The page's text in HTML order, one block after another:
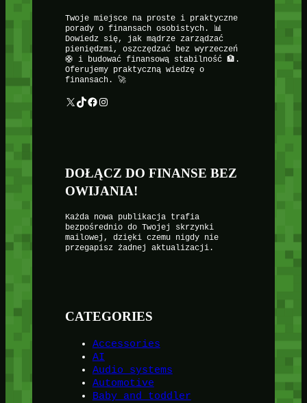
Twoje miejsce na proste i praktyczne
porady o finansach osobistych. 📊
Dowiedz się, jak mądrze zarządzać
pieniędzmi, oszczędzać bez wyrzeczeń
🛟 i budować finansową stabilność 🏦.
Oferujemy praktyczną wiedzę o
finansach. 🚀
X TikTok Facebook Instagram
DOŁĄCZ DO FINANSE BEZ
OWIJANIA!
Każda nowa publikacja trafia
bezpośrednio do Twojej skrzynki
mailowej, dzięki czemu nigdy nie
przegapisz żadnej aktualizacji.
CATEGORIES
Accessories
AI
Audio systems
Automotive
Baby and toddler